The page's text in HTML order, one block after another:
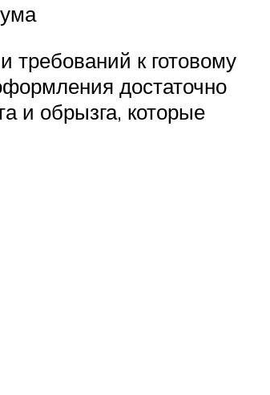
требований к готовому
достаточно
и обрызга, которые